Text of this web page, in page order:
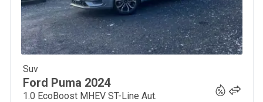
Suv
Ford Puma 2024
1.0 EcoBoost MHEV ST-Line Aut.